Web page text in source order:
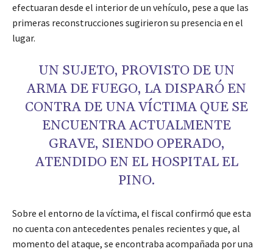
efectuaran desde el interior de un vehículo, pese a que las
primeras reconstrucciones sugirieron su presencia en el
lugar.
UN SUJETO, PROVISTO DE UN
ARMA DE FUEGO, LA DISPARÓ EN
CONTRA DE UNA VÍCTIMA QUE SE
ENCUENTRA ACTUALMENTE
GRAVE, SIENDO OPERADO,
ATENDIDO EN EL HOSPITAL EL
PINO.
Sobre el entorno de la víctima, el fiscal confirmó que esta
no cuenta con antecedentes penales recientes y que, al
momento del ataque, se encontraba acompañada por una